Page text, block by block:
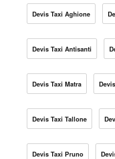
Devis Taxi Aghione
Devis Taxi Antisanti
Devis Taxi Matra
Devis Taxi Tallone
Devis Taxi Pruno